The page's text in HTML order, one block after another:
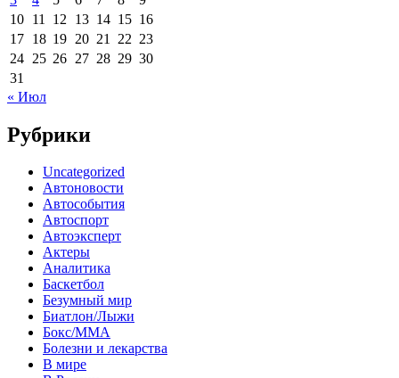
10 11 12 13 14 15 16
17 18 19 20 21 22 23
24 25 26 27 28 29 30
31
« Июл
Рубрики
Uncategorized
Автоновости
Автособытия
Автоспорт
Автоэксперт
Актеры
Аналитика
Баскетбол
Безумный мир
Биатлон/Лыжи
Бокс/MMA
Болезни и лекарства
В мире